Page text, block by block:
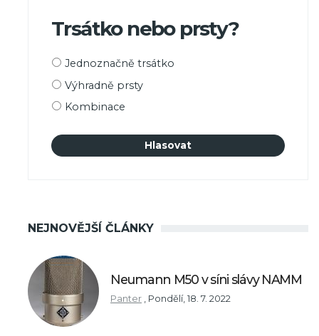
Trsátko nebo prsty?
Možnosti
Jednoznačně trsátko
Výhradně prsty
Kombinace
NEJNOVĚJŠÍ ČLÁNKY
Neumann M50 v síni slávy NAMM
Panter , Pondělí, 18. 7. 2022